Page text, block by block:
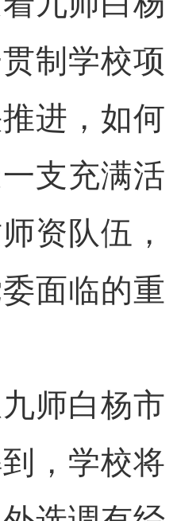
制学校项
进，如何
支充满活
资队伍，
面临的重
师白杨市
，学校将